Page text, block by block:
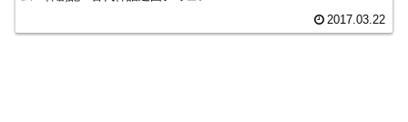
2017.03.22